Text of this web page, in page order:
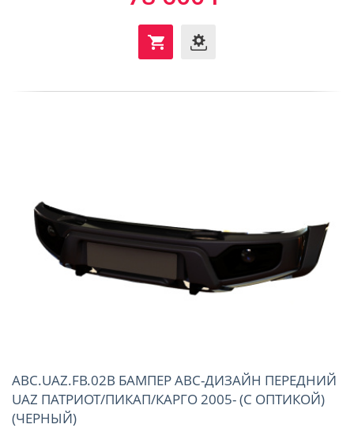
ABC.UAZ.FB.02B БАМПЕР АВС-ДИЗАЙН ПЕРЕДНИЙ
UAZ ПАТРИОТ/ПИКАП/КАРГО 2005- (С ОПТИКОЙ)
(ЧЕРНЫЙ)